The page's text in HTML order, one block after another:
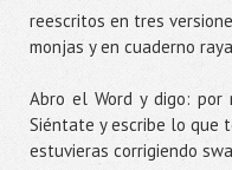
reescritos en tres
monjas y en cuaderno
Abro el Word y digo:
Siéntate y escribe lo que
estuvieras corrigiendo